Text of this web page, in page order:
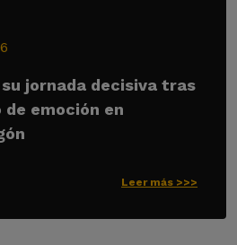
su jornada decisiva tras
de emoción en
Leer más >>>